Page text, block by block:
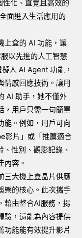
化、直覺且高效的
面進入生活應用的
上盒的 AI 功能，讓
以先進的人工智慧
人 AI Agent 功能，
情感回應技術。讓用
AI 助手，她不僅外
，用戶只需一句簡單
能。例如，用戶可向
影片」或「推薦適合
性別、觀影記錄、
內容。
三大機上盒晶片供應
樂的核心。此次攜手
藉由整合AI服務，揚
驗，還能為內容提供
功能能有效提升影片